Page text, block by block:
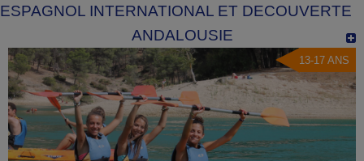
ESPAGNOL INTERNATIONAL ET DECOUVERTE
ANDALOUSIE
13-17 ANS